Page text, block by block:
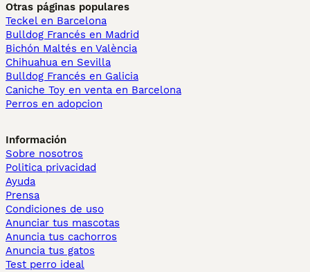
Otras páginas populares
Teckel en Barcelona
Bulldog Francés en Madrid
Bichón Maltés en València
Chihuahua en Sevilla
Bulldog Francés en Galicia
Caniche Toy en venta en Barcelona
Perros en adopcion
Información
Sobre nosotros
Politica privacidad
Ayuda
Prensa
Condiciones de uso
Anunciar tus mascotas
Anuncia tus cachorros
Anuncia tus gatos
Test perro ideal